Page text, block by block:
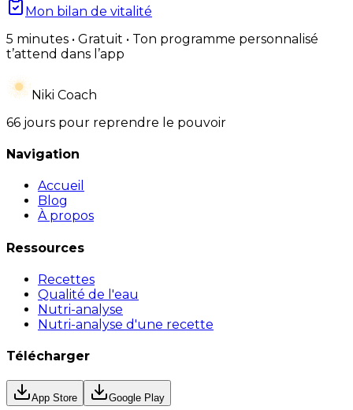
Mon bilan de vitalité
5 minutes • Gratuit • Ton programme personnalisé
t’attend dans l’app
Niki Coach
66 jours pour reprendre le pouvoir
Navigation
Accueil
Blog
À propos
Ressources
Recettes
Qualité de l'eau
Nutri-analyse
Nutri-analyse d'une recette
Télécharger
App Store Google Play